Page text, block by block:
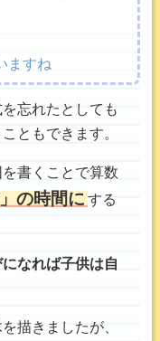
ますね
忘れたとしても
こともできます。
書くことで算数
」の時間に する
なれば子供は自
描きましたが、